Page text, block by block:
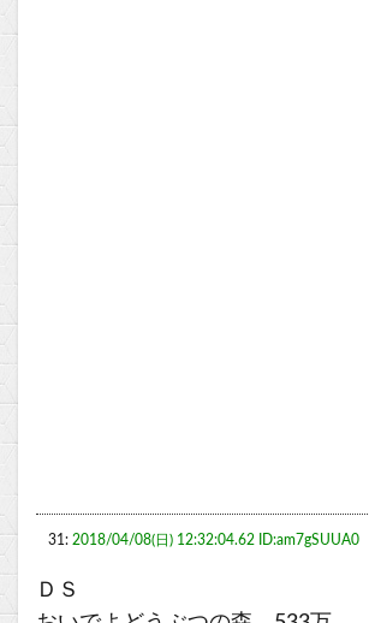
31: 2018/04/08(日) 12:32:04.62 ID:am7gSUUA0
ＤＳ